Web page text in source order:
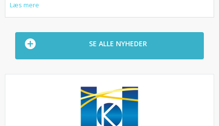
Læs mere
SE ALLE NYHEDER